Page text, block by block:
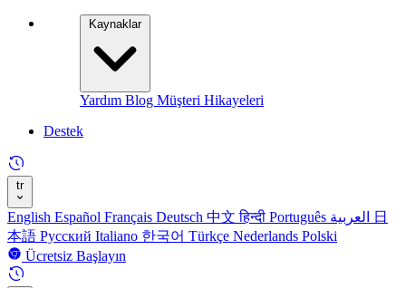
Kaynaklar
Yardım Blog Müşteri Hikayeleri
Destek
tr
English Español Français Deutsch 中文हिन्दी Português
日
本語 Русский Italiano 한국어 Türkçe Nederlands Polski
Ücretsiz Başlayın